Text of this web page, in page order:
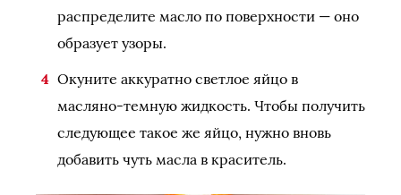
распределите масло по поверхности — оно
образует узоры.
Окуните аккуратно светлое яйцо в
масляно-темную жидкость. Чтобы получить
следующее такое же яйцо, нужно вновь
добавить чуть масла в краситель.